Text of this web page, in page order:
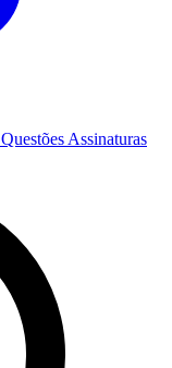
Questões Assinaturas